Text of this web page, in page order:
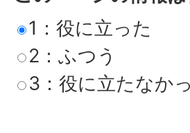
1：役に立った
2：ふつう
3：役に立たなか